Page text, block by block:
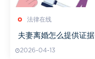
法律在线
夫妻离婚怎么提供证据
2026-04-13